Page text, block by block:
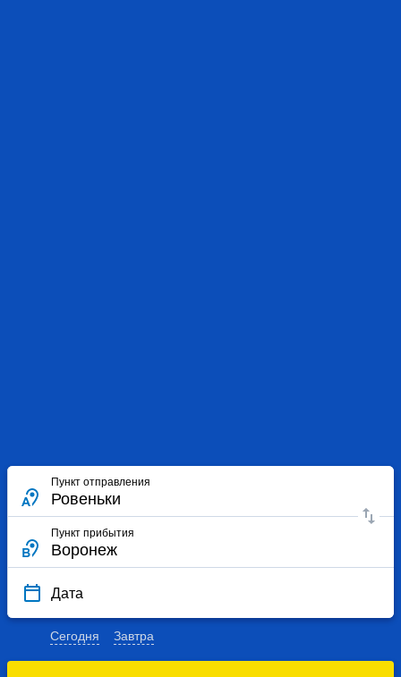
Пункт отправления
Пункт прибытия
Дата
Сегодня Завтра